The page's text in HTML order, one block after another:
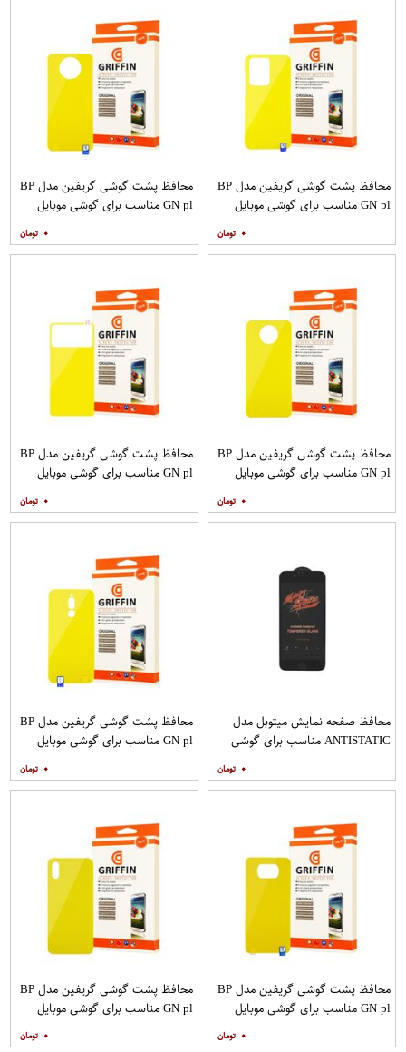
محافظ پشت گوشی گریفین مدل BP
GN pl مناسب برای گوشی موبایل
۰
محافظ پشت گوشی گریفین مدل BP
GN pl مناسب برای گوشی موبایل
۰
محافظ پشت گوشی گریفین مدل BP
GN pl مناسب برای گوشی موبایل
۰
محافظ پشت گوشی گریفین مدل BP
GN pl مناسب برای گوشی موبایل
۰
محافظ صفحه نمایش میتوبل مدل
ANTISTATIC مناسب برای گوشی
۰
محافظ پشت گوشی گریفین مدل BP
GN pl مناسب برای گوشی موبایل
۰
محافظ پشت گوشی گریفین مدل BP
GN pl مناسب برای گوشی موبایل
۰
محافظ پشت گوشی گریفین مدل BP
GN pl مناسب برای گوشی موبایل
۰